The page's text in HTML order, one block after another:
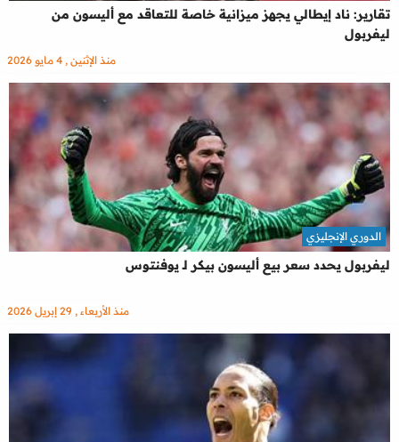
تقارير: ناد إيطالي يجهز ميزانية خاصة للتعاقد مع أليسون من
ليفربول
منذ الإثنين , 4 مايو 2026
ليفربول يحدد سعر بيع أليسون بيكر لـ يوفنتوس
الدوري الإنجليزي
منذ الأربعاء , 29 إبريل 2026